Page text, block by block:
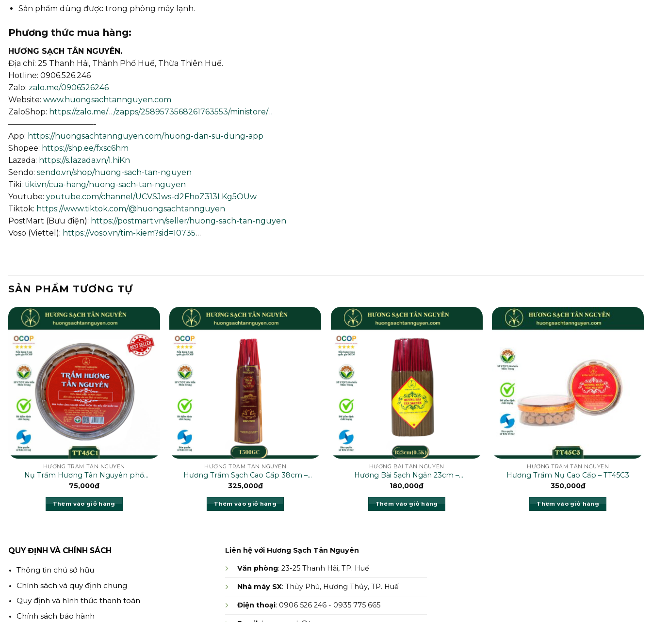
Sản phẩm dùng được trong phòng máy lạnh.
Phương thức mua hàng:
HƯƠNG SẠCH TÂN NGUYÊN.
Địa chỉ: 25 Thanh Hải, Thành Phố Huế, Thừa Thiên Huế.
Hotline: 0906.526.246
Zalo: zalo.me/0906526246
Website: www.huongsachtannguyen.com
ZaloShop: https://zalo.me/…/zapps/2589573568261763553/ministore/…
———————————-
App: https://huongsachtannguyen.com/huong-dan-su-dung-app
Shopee: https://shp.ee/fxsc6hm
Lazada: https://s.lazada.vn/l.hiKn
Sendo: sendo.vn/shop/huong-sach-tan-nguyen
Tiki: tiki.vn/cua-hang/huong-sach-tan-nguyen
Youtube: youtube.com/channel/UCVSJws-d2FhoZ313LKg5OUw
Tiktok: https://www.tiktok.com/@huongsachtannguyen
PostMart (Bưu điện): https://postmart.vn/seller/huong-sach-tan-nguyen
Voso (Viettel): https://voso.vn/tim-kiem?sid=10735…
SẢN PHẨM TƯƠNG TỰ
HƯƠNG TRẦM TÂN NGUYÊN
Nụ Trầm Hương Tân Nguyên phổ
thông – TT45C1
75,000₫
Thêm vào giỏ hàng
HƯƠNG TRẦM TÂN NGUYÊN
Hương Trầm Sạch Cao Cấp 38cm –
T500GC (0.5K)
325,000₫
Thêm vào giỏ hàng
HƯƠNG BÀI TÂN NGUYÊN
Hương Bài Sạch Ngắn 23cm –
B23cm(0.5K)
180,000₫
Thêm vào giỏ hàng
HƯƠNG TRẦM TÂN NGUYÊN
Hương Trầm Nụ Cao Cấp – TT45C3
350,000₫
Thêm vào giỏ hàng
QUY ĐỊNH VÀ CHÍNH SÁCH
Thông tin chủ sở hữu
Chính sách và quy định chung
Quy định và hình thức thanh toán
Chính sách bảo hành
Liên hệ với Hương Sạch Tân Nguyên
Văn phòng: 23-25 Thanh Hải, TP. Huế
Nhà máy SX: Thủy Phù, Hương Thủy, TP. Huế
Điện thoại: 0906 526 246 - 0935 775 665